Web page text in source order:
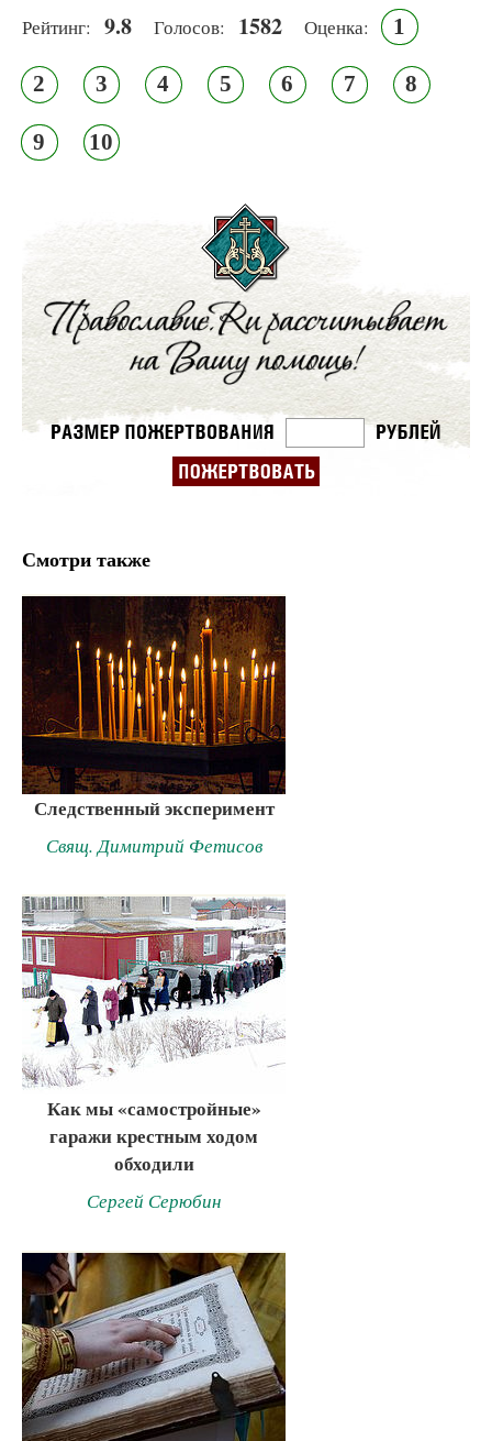
Рейтинг: 9.8 Голосов: 1582 Оценка: 1
2 3 4 5 6 7 8
9 10
Смотри также
Следственный эксперимент
Свящ. Димитрий Фетисов
Как мы «самостройные»
гаражи крестным ходом
обходили
Сергей Серюбин